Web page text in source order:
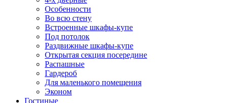
Особенности
Во всю стену
Встроенные шкафы-купе
Под потолок
Раздвижные шкафы-купе
Открытая секция посередине
Распашные
Гардероб
Для маленького помещения
Эконом
Гостиные